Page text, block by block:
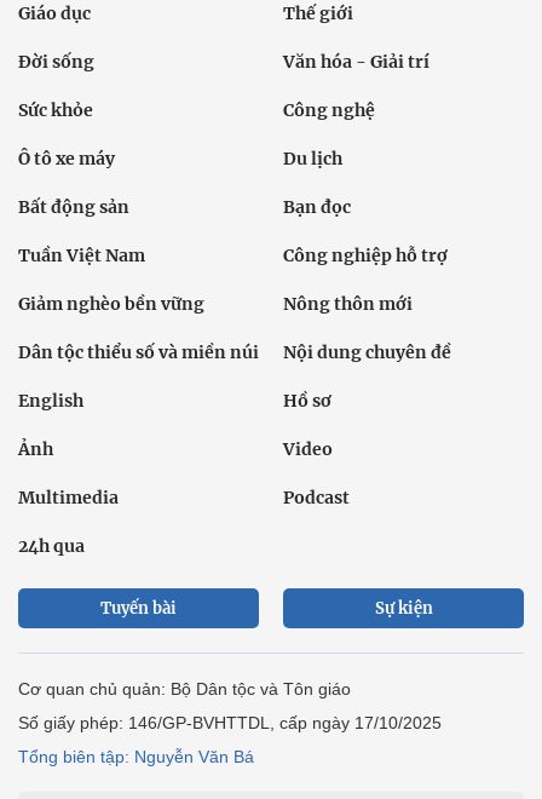
Giáo dục Thế giới
Đời sống Văn hóa - Giải trí
Sức khỏe Công nghệ
Ô tô xe máy Du lịch
Bất động sản Bạn đọc
Tuần Việt Nam Công nghiệp hỗ trợ
Giảm nghèo bền vững Nông thôn mới
Dân tộc thiểu số và miền núi Nội dung chuyên đề
English Hồ sơ
Ảnh Video
Multimedia Podcast
24h qua
Tuyến bài Sự kiện
Cơ quan chủ quản: Bộ Dân tộc và Tôn giáo
Số giấy phép: 146/GP-BVHTTDL, cấp ngày 17/10/2025
Tổng biên tập: Nguyễn Văn Bá